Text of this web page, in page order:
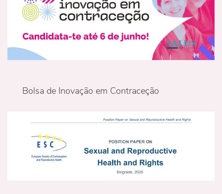
Bolsa de Inovação em Contraceção